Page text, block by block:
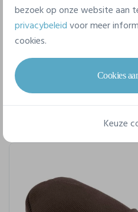
Voor een
bezoek op onze website aan
privacybeleidvoor meer
cookies.
Cookies
Keuze